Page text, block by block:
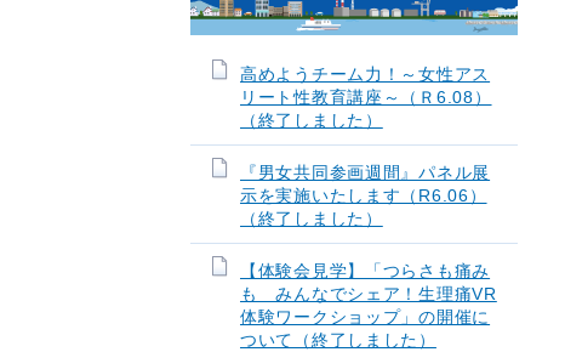
高めようチーム力！～女性アス
リート性教育講座～（Ｒ6.08）
（終了しました）
『男女共同参画週間』パネル展
示を実施いたします（R6.06）
（終了しました）
【体験会見学】「つらさも痛み
も みんなでシェア！生理痛VR
体験ワークショップ」の開催に
ついて（終了しました）